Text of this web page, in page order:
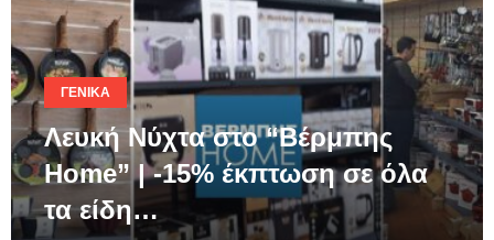
ΓΕΝΙΚΆ
Λευκή Νύχτα στο “Βέρμπης
Home” | -15% έκπτωση σε όλα
τα είδη…